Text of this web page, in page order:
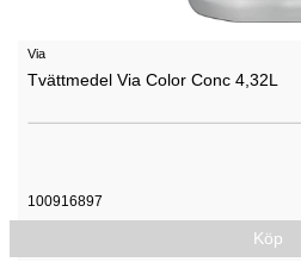
Via
Tvättmedel Via Color Conc 4,32L
100916897
Köp